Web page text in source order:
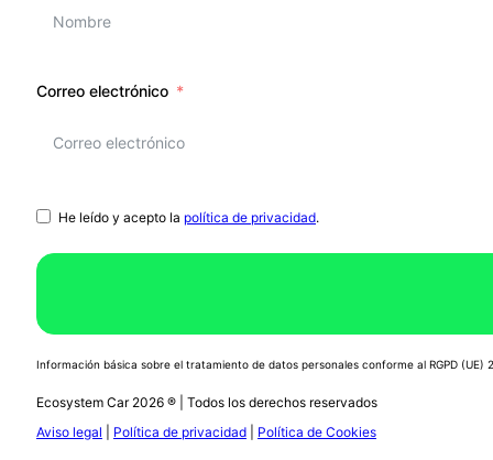
Correo electrónico
He leído y acepto la política de privacidad.
Información básica sobre el tratamiento de datos personales conforme al RGPD (UE)
Ecosystem Car 2026 ® | Todos los derechos reservados
Aviso legal
Política de privacidad Política de Cookies